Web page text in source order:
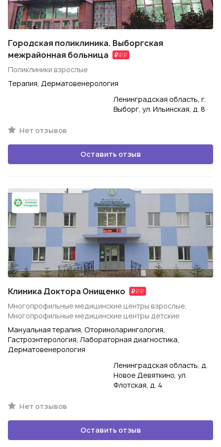
Городская поликлиника. Выборгская
межрайонная больница
Поликлиники взрослые
Терапия, Дерматовенерология
Ленинградская область, г.
Выборг, ул. Ильинская, д. 8
Нет отзывов
Оставить отзыв
Клиника Доктора Онищенко
Многопрофильные медицинские центры взрослые,
Многопрофильные медицинские центры детские
Мануальная терапия, Оториноларингология,
Гастроэнтерология, Лабораторная диагностика,
Дерматовенерология
Ленинградская область, д.
Новое Девяткино, ул.
Флотская, д. 4
Нет отзывов
Оставить отзыв